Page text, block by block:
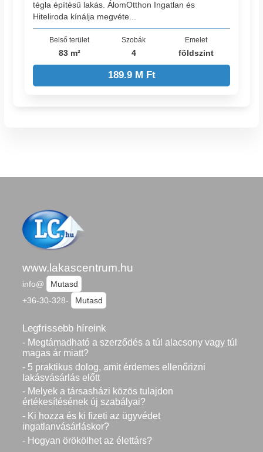
tégla építésű lakás. ÁlomOtthon Ingatlan és
Hiteliroda kínálja megvéte...
Belső terület
83 m²
Szobák
4
Emelet
földszint
189.9 M Ft
www.lakascentrum.hu
info@
Mutasd
+36-30-328-
Mutasd
Legfrissebb híreink
- Megtámadható a szerződés a túl alacsony vagy túl
magas ár miatt?
- 5 praktikus dolog, amit érdemes ellenőrizni
lakásvásárlás előtt
- Melyek a társasházi közös tulajdon
értékesítésének új szabályai?
- Ki hozza és ki fizeti az ügyvédet
ingatlanvásárláskor?
- Hogyan örökölhet az élettárs?